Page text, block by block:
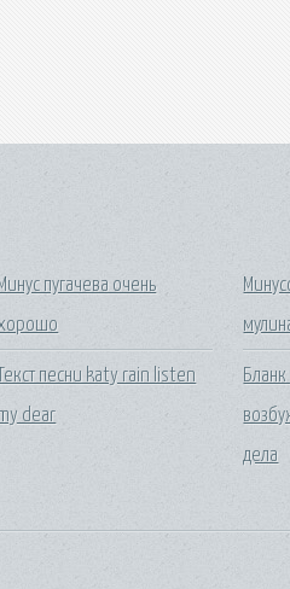
Минус пугачева очень
Текст песни katy rain listen
dear
дела